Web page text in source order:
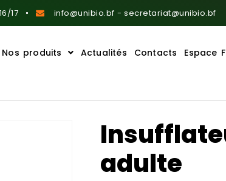
17 info@unibio.bf - secretariat@unibio.bf
Nos produits Actualités Contacts Espace
adulte